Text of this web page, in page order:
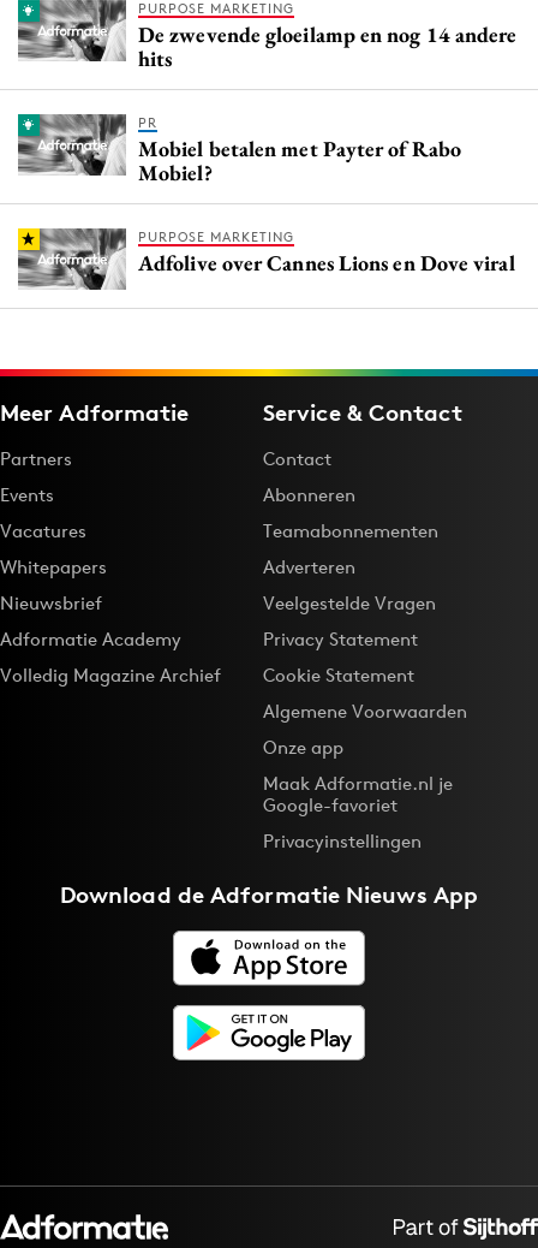
PURPOSE MARKETING
De zwevende gloeilamp en nog 14 andere
hits
PR
Mobiel betalen met Payter of Rabo
Mobiel?
PURPOSE MARKETING
Adfolive over Cannes Lions en Dove viral
Meer Adformatie
Partners
Events
Vacatures
Whitepapers
Nieuwsbrief
Adformatie Academy
Volledig Magazine Archief
Service & Contact
Contact
Abonneren
Teamabonnementen
Adverteren
Veelgestelde Vragen
Privacy Statement
Cookie Statement
Algemene Voorwaarden
Onze app
Maak Adformatie.nl je
Google-favoriet
Privacyinstellingen
Download deAdformatie Nieuws App